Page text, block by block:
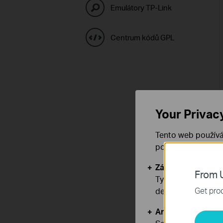
Emulátory TP-Link
Centrum kódů GPL
From
Get
Your
Tento web
používáním
Základní cookies
Tyto cookies jsou
deaktivovat.
Analytické a